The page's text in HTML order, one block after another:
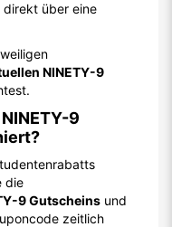
direkt über eine
NINETY-9
9
die
9 Gutscheins und
zeitlich